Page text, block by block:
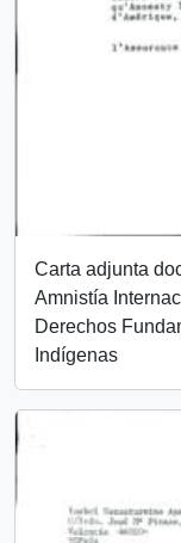
Carta adjunta
Amnistía
Derechos
Indígenas